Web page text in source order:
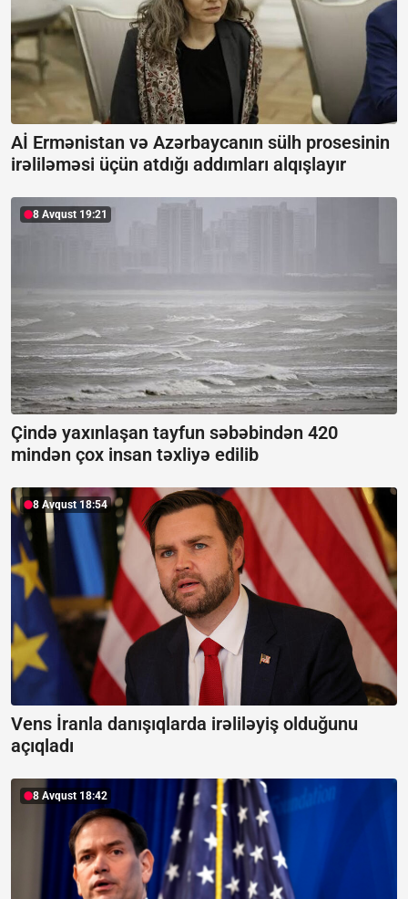
Aİ Ermənistan və Azərbaycanın sülh prosesinin
irəliləməsi üçün atdığı addımları alqışlayır
8 Avqust 19:21
Çində yaxınlaşan tayfun səbəbindən 420
mindən çox insan təxliyə edilib
8 Avqust 18:54
Vens İranla danışıqlarda irəliləyiş olduğunu
açıqladı
8 Avqust 18:42